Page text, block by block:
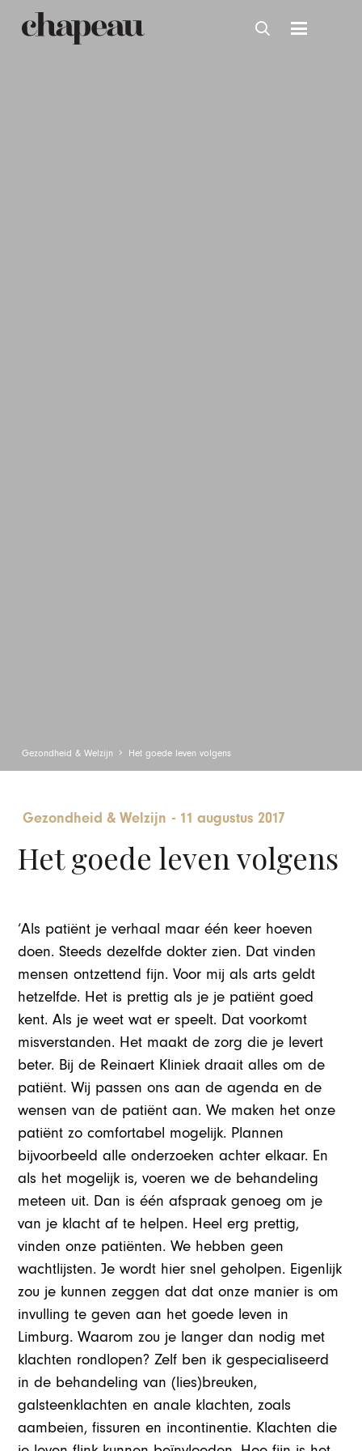
Gezondheid & Welzijn Het goede leven volgens
Gezondheid & Welzijn - 11 augustus 2017
Het goede leven volgens
‘Als patiënt je verhaal maar één keer hoeven
doen. Steeds dezelfde dokter zien. Dat vinden
mensen ontzettend fijn. Voor mij als arts geldt
hetzelfde. Het is prettig als je je patiënt goed
kent. Als je weet wat er speelt. Dat voorkomt
misverstanden. Het maakt de zorg die je levert
beter. Bij de Reinaert Kliniek draait alles om de
patiënt. Wij passen ons aan de agenda en de
wensen van de patiënt aan. We maken het onze
patiënt zo comfortabel mogelijk. Plannen
bijvoorbeeld alle onderzoeken achter elkaar. En
als het mogelijk is, voeren we de behandeling
meteen uit. Dan is één afspraak genoeg om je
van je klacht af te helpen. Heel erg prettig,
vinden onze patiënten. We hebben geen
wachtlijsten. Je wordt hier snel geholpen. Eigenlijk
zou je kunnen zeggen dat dat onze manier is om
invulling te geven aan het goede leven in
Limburg. Waarom zou je langer dan nodig met
klachten rondlopen? Zelf ben ik gespecialiseerd
in de behandeling van (lies)breuken,
galsteenklachten en anale klachten, zoals
aambeien, fissuren en incontinentie. Klachten die